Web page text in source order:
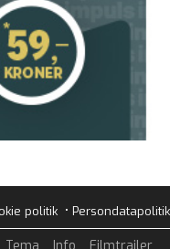
politik• Persondatapolitik